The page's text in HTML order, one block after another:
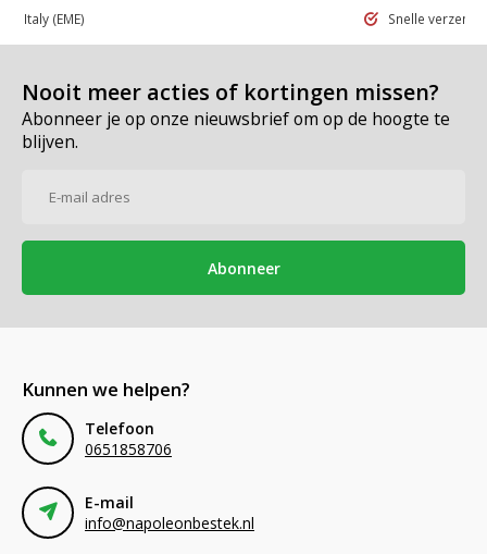
in Italy (EME) Snelle
Nooit meer acties of kortingen missen?
Abonneer je op onze nieuwsbrief om op de hoogte te
blijven.
Abonneer
Kunnen we helpen?
Telefoon
0651858706
E-mail
info@napoleonbestek.nl